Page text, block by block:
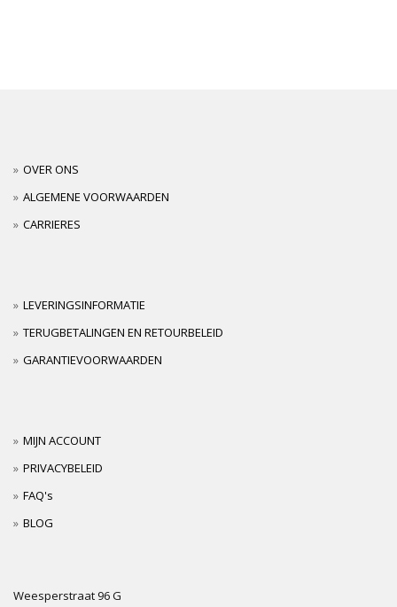
OVER ONS
ALGEMENE VOORWAARDEN
CARRIERES
LEVERINGSINFORMATIE
TERUGBETALINGEN EN RETOURBELEID
GARANTIEVOORWAARDEN
MIJN ACCOUNT
PRIVACYBELEID
FAQ's
BLOG
Weesperstraat 96 G